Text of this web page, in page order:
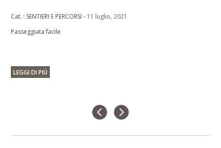
Cat. : SENTIERI E PERCORSI - 11 luglio, 2021
Passeggiata facile
LEGGI DI PIÚ